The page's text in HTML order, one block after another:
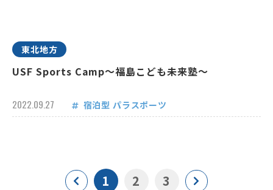
東北地方
USF Sports Camp～福島こども未来塾～
2022.09.27 宿泊型 パラスポーツ
1 2 3